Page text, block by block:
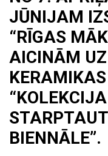
JŪNIJAM
“RĪGAS
AICINĀM
“KOLEKCIJA
BIENNĀLE”.